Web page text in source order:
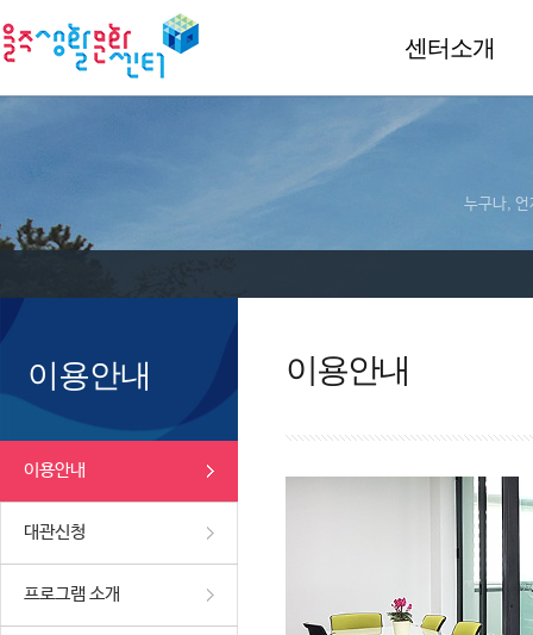
센터소개
누구나, 언
이용안내
이용안내
대관신청
프로그램 소개
이용안내